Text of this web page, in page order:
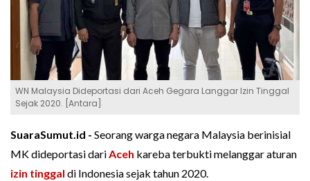
WN Malaysia Dideportasi dari Aceh Gegara Langgar Izin Tinggal
Sejak 2020. [Antara]
SuaraSumut.id - Seorang warga negara Malaysia berinisial
MK dideportasi dariAceh kareba terbukti melanggar aturan
izin tinggal di Indonesia sejak tahun 2020.